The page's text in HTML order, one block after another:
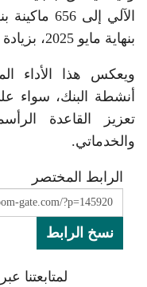
بنهاية مايو 2025، بزيادة 59 ماكينة، وبمعدل نمو 9.9%.
ويعكس هذا الأداء
أنشطة البنك، سواء
تعزيز القاعدة
والخدماتي.
الرابط المختصر
نسخ الرابط
لمتابعتنا